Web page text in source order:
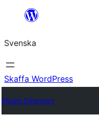
Hoppa
innehåll
Svenska
Skaffa WordPress
Plugin Directory